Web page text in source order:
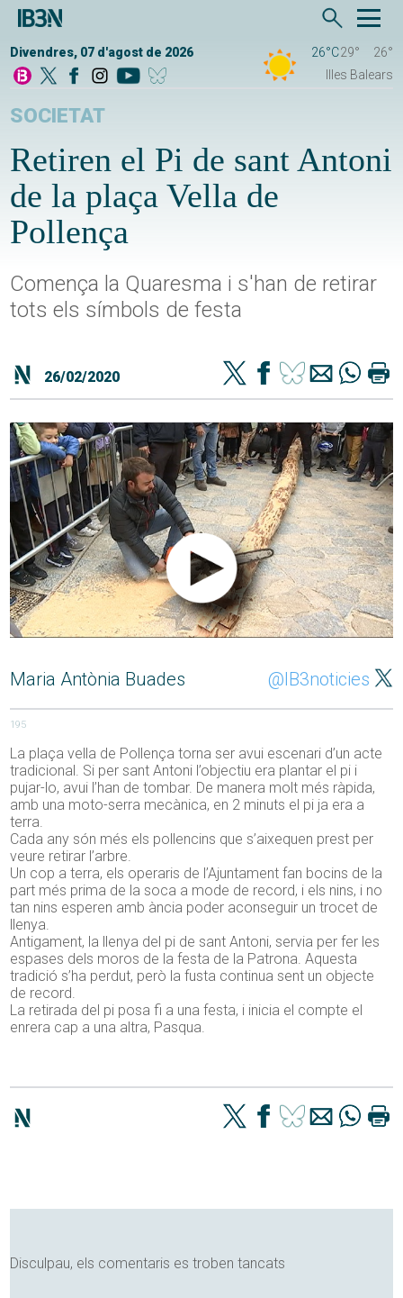
Divendres, 07 d'agost de 2026 26°C29°
26°
Illes Balears
SOCIETAT
Retiren el Pi de sant Antoni
de la plaça Vella de
Pollença
Comença la Quaresma i s'han de retirar
tots els símbols de festa
26/02/2020
Maria Antònia Buades @IB3noticies
195
La plaça vella de Pollença torna ser avui escenari d’un acte
tradicional. Si per sant Antoni l’objectiu era plantar el pi i
pujar-lo, avui l’han de tombar. De manera molt més ràpida,
amb una moto-serra mecànica, en 2 minuts el pi ja era a
terra.
Cada any són més els pollencins que s’aixequen prest per
veure retirar l’arbre.
Un cop a terra, els operaris de l’Ajuntament fan bocins de la
part més prima de la soca a mode de record, i els nins, i no
tan nins esperen amb ància poder aconseguir un trocet de
llenya.
Antigament, la llenya del pi de sant Antoni, servia per fer les
espases dels moros de la festa de la Patrona. Aquesta
tradició s’ha perdut, però la fusta continua sent un objecte
de record.
La retirada del pi posa fi a una festa, i inicia el compte el
enrera cap a una altra, Pasqua.
Disculpau, els comentaris es troben tancats